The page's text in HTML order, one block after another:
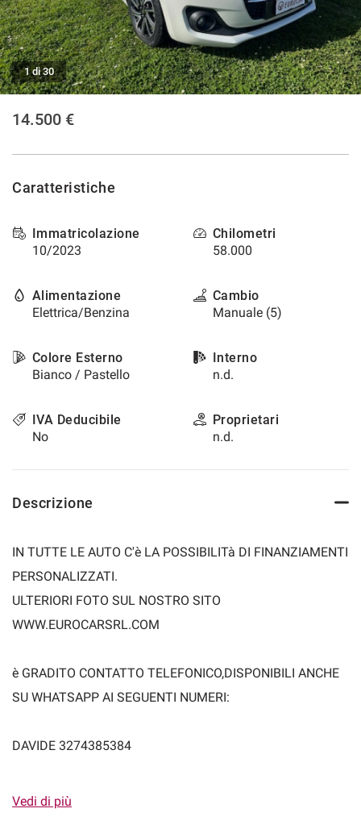
CONTATTI
NEWS
1 di 30
14.500 €
Caratteristiche
Immatricolazione
10/2023
Chilometri
58.000
Alimentazione
Elettrica/Benzina
Cambio
Manuale (5)
Colore Esterno
Bianco / Pastello
Interno
n.d.
IVA Deducibile
No
Proprietari
n.d.
Descrizione
IN TUTTE LE AUTO C'è LA POSSIBILITà DI FINANZIAMENTI
PERSONALIZZATI.
ULTERIORI FOTO SUL NOSTRO SITO
WWW.EUROCARSRL.COM
è GRADITO CONTATTO TELEFONICO,DISPONIBILI ANCHE
SU WHATSAPP AI SEGUENTI NUMERI:
DAVIDE 3274385384
Vedi di più
tracciamento
che
adottiamo
per
offrire
le
e
le
di
Per
ottenere
sull'utilità
di
questi
tracciamento
alla
policy.
e
modificare
tue
scelte
momento.